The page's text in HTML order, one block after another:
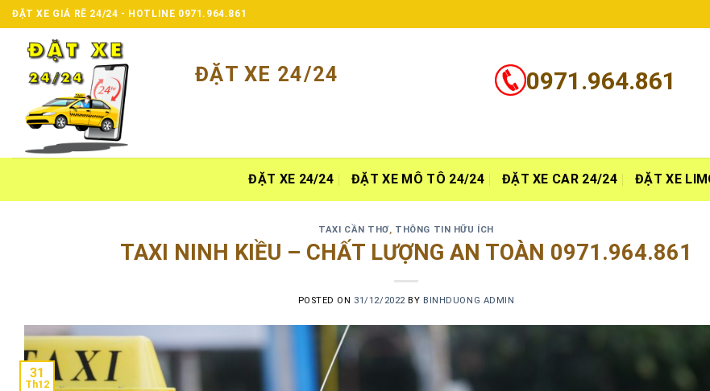
Skip
to
content
ĐẶT XE GIÁ RẼ 24/24 - HOTLINE 0971.964.861
ĐẶT XE 24/24 0971.964.861
ĐẶT XE 24/24 ĐẶT XE MÔ TÔ 24/24 ĐẶT XE CAR 24/24 ĐẶT XE
TAXI CẦN THƠ, THÔNG TIN HỮU ÍCH
TAXI NINH KIỀU – CHẤT LƯỢNG AN TOÀN 0971.964.861
POSTED ON 31/12/2022 BY BINHDUONG ADMIN
31
Th12